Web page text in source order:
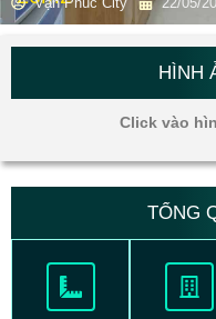
HÌNH
Click vào
TỔNG